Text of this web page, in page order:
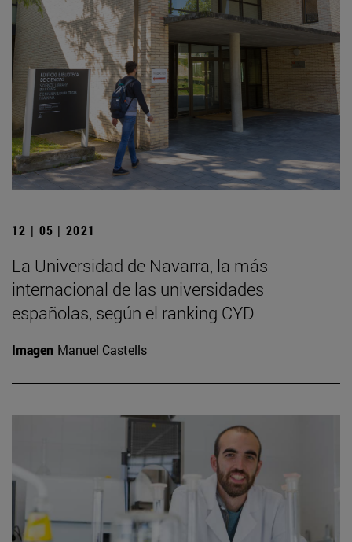
12 | 05 | 2021
La Universidad de Navarra, la más
internacional de las universidades
españolas, según el ranking CYD
Imagen Manuel Castells